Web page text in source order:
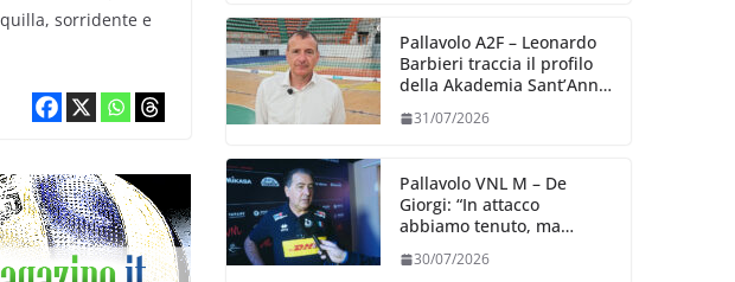
sorridente e
Pallavolo A2F – Leonardo
Barbieri traccia il profilo
della Akademia Sant’Anna
31/07/2026
Pallavolo VNL M – De
Giorgi: “In attacco
abbiamo tenuto, ma
dalla prestazione in
30/07/2026